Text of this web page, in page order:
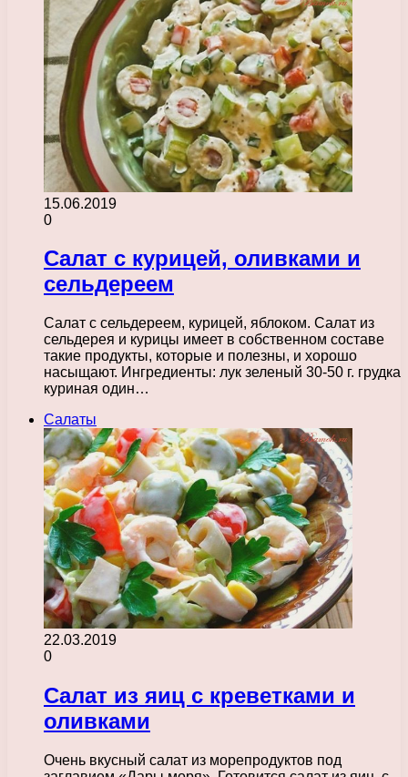
15.06.2019
0
Салат с курицей, оливками и
сельдереем
Салат с сельдереем, курицей, яблоком. Салат из
сельдерея и курицы имеет в собственном составе
такие продукты, которые и полезны, и хорошо
насыщают. Ингредиенты: лук зеленый 30-50 г. грудка
куриная один…
Салаты
22.03.2019
0
Салат из яиц с креветками и
оливками
Очень вкусный салат из морепродуктов под